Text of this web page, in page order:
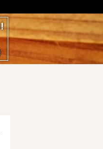
お気軽にお問い合わせ下さ
0185-74-5089
090-4314-0309